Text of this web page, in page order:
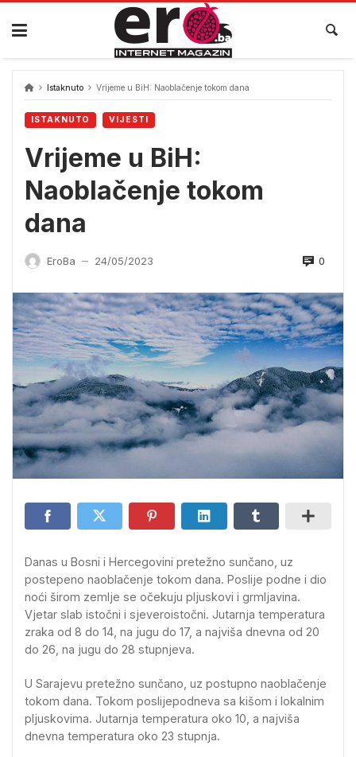
Skip
content
Istaknuto Vrijeme u BiH: Naoblačenje tokom dana
ISTAKNUTO VIJESTI
Vrijeme u BiH:
Naoblačenje tokom
dana
EroBa — 24/05/2023 0
Danas u Bosni i Hercegovini pretežno sunčano, uz
postepeno naoblačenje tokom dana. Poslije podne i dio
noći širom zemlje se očekuju pljuskovi i grmljavina.
Vjetar slab istočni i sjeveroistočni. Jutarnja temperatura
zraka od 8 do 14, na jugu do 17, a najviša dnevna od 20
do 26, na jugu do 28 stupnjeva.
U Sarajevu pretežno sunčano, uz postupno naoblačenje
tokom dana. Tokom poslijepodneva sa kišom i lokalnim
pljuskovima. Jutarnja temperatura oko 10, a najviša
dnevna temperatura oko 23 stupnja.